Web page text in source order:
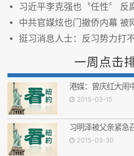
习近平李克强也〝任性〞 反
中共官媒炫也门撤侨内幕 被
挺习消息人士：反习势力打不倒习
一周点击
港媒：曾庆红大闹
2015-03-15
习明泽被父亲紧急
2015-03-30